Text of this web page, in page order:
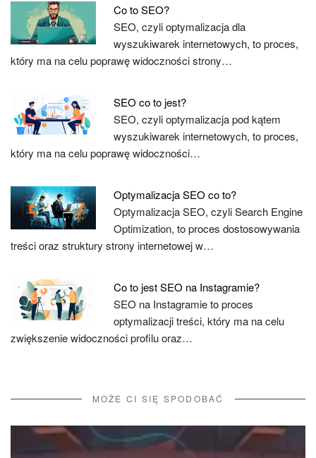
Co to SEO?
SEO, czyli optymalizacja dla
wyszukiwarek internetowych, to proces,
który ma na celu poprawę widoczności strony…
SEO co to jest?
SEO, czyli optymalizacja pod kątem
wyszukiwarek internetowych, to proces,
który ma na celu poprawę widoczności…
Optymalizacja SEO co to?
Optymalizacja SEO, czyli Search Engine
Optimization, to proces dostosowywania
treści oraz struktury strony internetowej w…
Co to jest SEO na Instagramie?
SEO na Instagramie to proces
optymalizacji treści, który ma na celu
zwiększenie widoczności profilu oraz…
MOŻE CI SIĘ SPODOBAĆ